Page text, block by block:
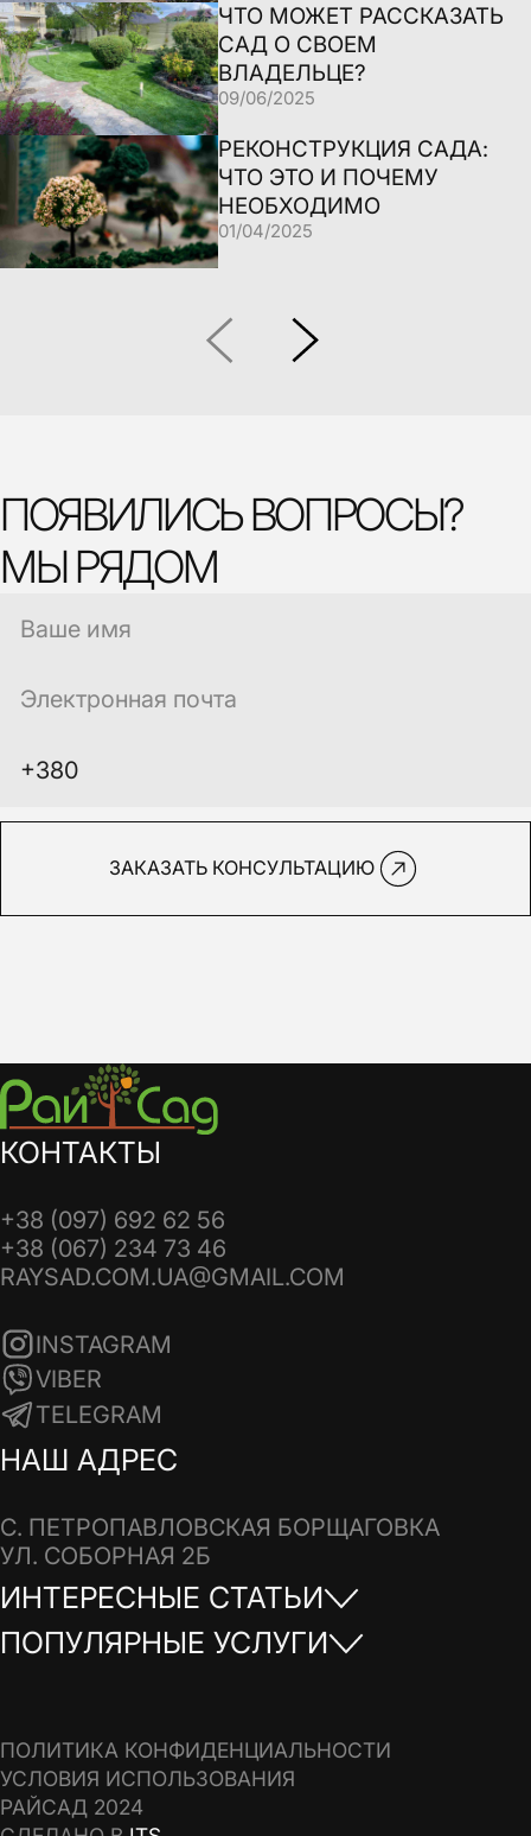
ЧТО МОЖЕТ РАССКАЗАТЬ
САД О СВОЕМ
ВЛАДЕЛЬЦЕ?
09/06/2025
РЕКОНСТРУКЦИЯ САДА:
ЧТО ЭТО И ПОЧЕМУ
НЕОБХОДИМО
01/04/2025
ПОЯВИЛИСЬ ВОПРОСЫ?
МЫ РЯДОМ
ЗАКАЗАТЬ КОНСУЛЬТАЦИЮ
КОНТАКТЫ
+38 (097) 692 62 56
+38 (067) 234 73 46
RAYSAD.COM.UA@GMAIL.COM
INSTAGRAM
VIBER
TELEGRAM
НАШ АДРЕС
С. ПЕТРОПАВЛОВСКАЯ БОРЩАГОВКА
УЛ. СОБОРНАЯ 2Б
ИНТЕРЕСНЫЕ СТАТЬИ
ПОПУЛЯРНЫЕ УСЛУГИ
ВЫСОКИЕ ГРЯДКИ
РУЛОННЫЙ ГАЗОН
РАЙСАД 2024
УСЛОВИЯ ИСПОЛЬЗОВАНИЯ
ПОЛИТИКА КОНФИДЕНЦИАЛЬНОСТИ